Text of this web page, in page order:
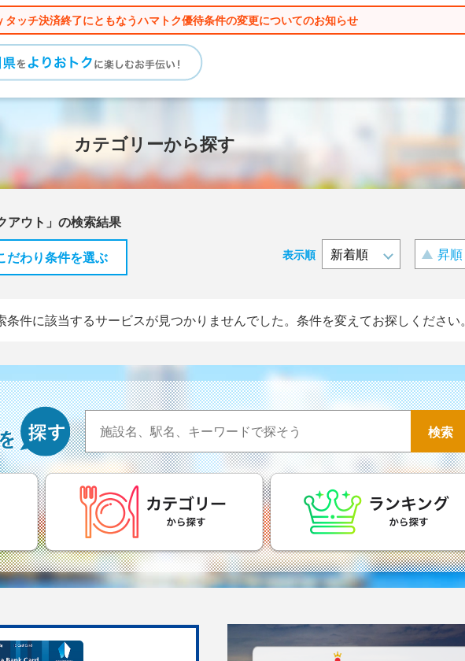
タッチ決済終了にともなうハマトク優待条件の変更についてのお知らせ
カテゴリーから探す
アウト」の検索結果
だわり条件を選ぶ 表示順 昇順
件に該当するサービスが見つかりませんでした。条件を変えてお探しください。